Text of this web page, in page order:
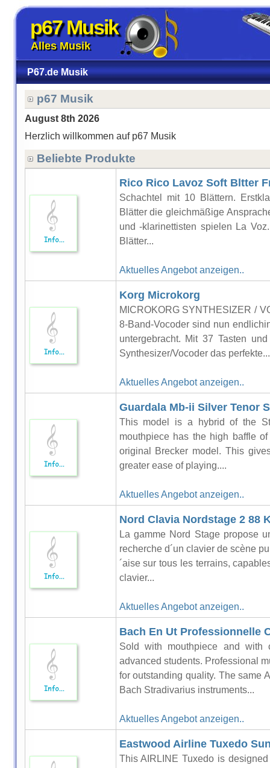
p67 Musik
Alles Musik
P67.de Musik
p67 Musik
August 8th 2026
Herzlich willkommen auf p67 Musik
Beliebte Produkte
Rico Rico Lavoz Soft Bltter
Schachtel mit 10 Blättern.
Blätter die gleichmäßige
und -klarinettisten spielen La
Blätter...
Aktuelles Angebot anzeigen..
Korg Microkorg
MICROKORG SYNTHESIZER /
8-Band-Vocoder sind nun
untergebracht. Mit 37 Tasten
Synthesizer/Vocoder das perfekte...
Aktuelles Angebot anzeigen..
Guardala Mb-ii Silver Tenor
This model is a hybrid of the
mouthpiece has the high baffle
original Brecker model. This
greater ease of playing....
Aktuelles Angebot anzeigen..
Nord Clavia Nordstage 2 88
La gamme Nord Stage propose
recherche d´un clavier de scène
´aise sur tous les terrains,
clavier...
Aktuelles Angebot anzeigen..
Bach En Ut Professionnelle
Sold with mouthpiece and with
advanced students. Professional
for outstanding quality. The same
Bach Stradivarius instruments...
Aktuelles Angebot anzeigen..
Eastwood Airline Tuxedo
This AIRLINE Tuxedo is